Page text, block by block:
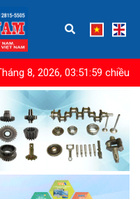
8, 2026, 03:52:00 chiều